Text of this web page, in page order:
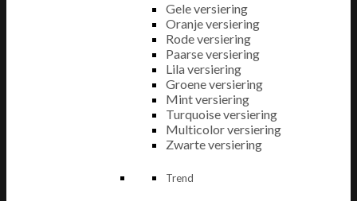
Gele versiering
Oranje versiering
Rode versiering
Paarse versiering
Lila versiering
Groene versiering
Mint versiering
Turquoise versiering
Multicolor versiering
Zwarte versiering
Trend